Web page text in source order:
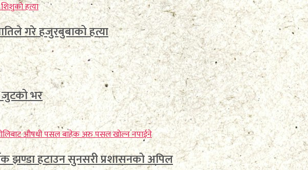
गरे हजुरबुबाको हत्या
जुटको भर
झण्डा हटाउन सुनसरी प्रशासनको अपिल